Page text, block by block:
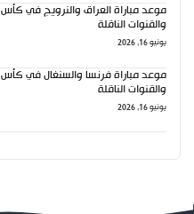
والقنوات الناقلة
يونيو 16, 2026
والقنوات الناقلة
يونيو 16, 2026